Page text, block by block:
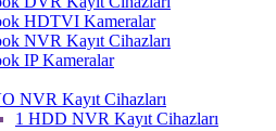
HDTVI Kameralar
NVR Kayıt Cihazları
IP Kameralar
NVR Kayıt Cihazları
1 HDD NVR Kayıt Cihazları